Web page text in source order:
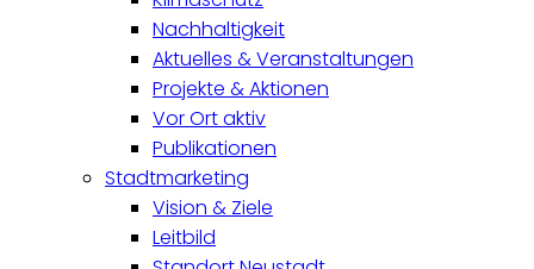
Nachhaltigkeit
Aktuelles & Veranstaltungen
Projekte & Aktionen
Vor Ort aktiv
Publikationen
Stadtmarketing
Vision & Ziele
Leitbild